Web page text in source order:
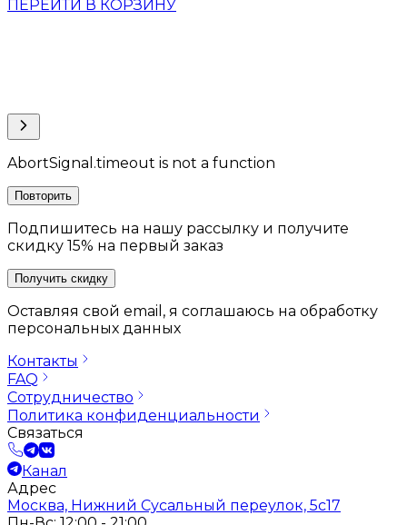
ПЕРЕЙТИ В КОРЗИНУ
AbortSignal.timeout is not a function
Повторить
Подпишитесь на нашу рассылку и получите
скидку 15% на первый заказ
Получить скидку
Оставляя свой email, я соглашаюсь на обработку
персональных данных
Контакты
FAQ
Сотрудничество
Политика конфиденциальности
Связаться
Канал
Адрес
Москва, Нижний Сусальный переулок, 5с17